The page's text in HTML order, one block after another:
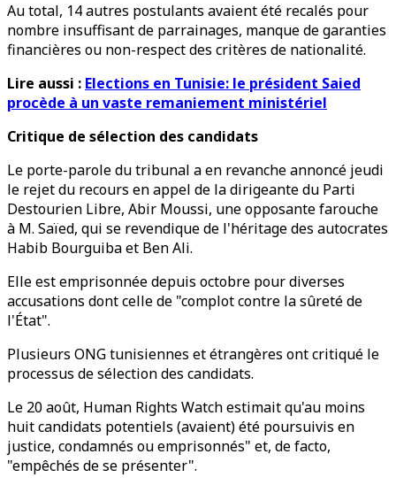
Au total, 14 autres postulants avaient été recalés pour
nombre insuffisant de parrainages, manque de garanties
financières ou non-respect des critères de nationalité.
Lire aussi : Elections en Tunisie: le président Saied
procède à un vaste remaniement ministériel
Critique de sélection des candidats
Le porte-parole du tribunal a en revanche annoncé jeudi
le rejet du recours en appel de la dirigeante du Parti
Destourien Libre, Abir Moussi, une opposante farouche
à M. Saïed, qui se revendique de l'héritage des autocrates
Habib Bourguiba et Ben Ali.
Elle est emprisonnée depuis octobre pour diverses
accusations dont celle de "complot contre la sûreté de
l'État".
Plusieurs ONG tunisiennes et étrangères ont critiqué le
processus de sélection des candidats.
Le 20 août, Human Rights Watch estimait qu'au moins
huit candidats potentiels (avaient) été poursuivis en
justice, condamnés ou emprisonnés" et, de facto,
"empêchés de se présenter".